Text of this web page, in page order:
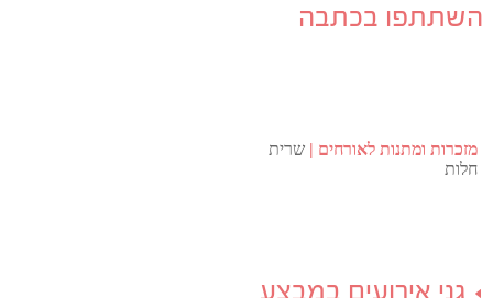
השתתפו בכתבה
מזכרות ומתנות לאורחים
שרית
חלות